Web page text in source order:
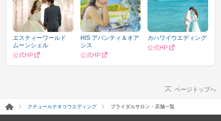
エスティーワールド
ムーンシェル
公式HP
HIS アバンティ＆オア
シス
公式HP
カハワイウエディング
公式HP
ページトップへ
クチュールナオコウエディング ブライダルサロン・店舗一覧